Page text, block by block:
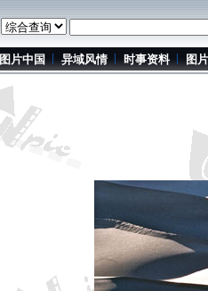
图片中国 异域风情 时事资料 图